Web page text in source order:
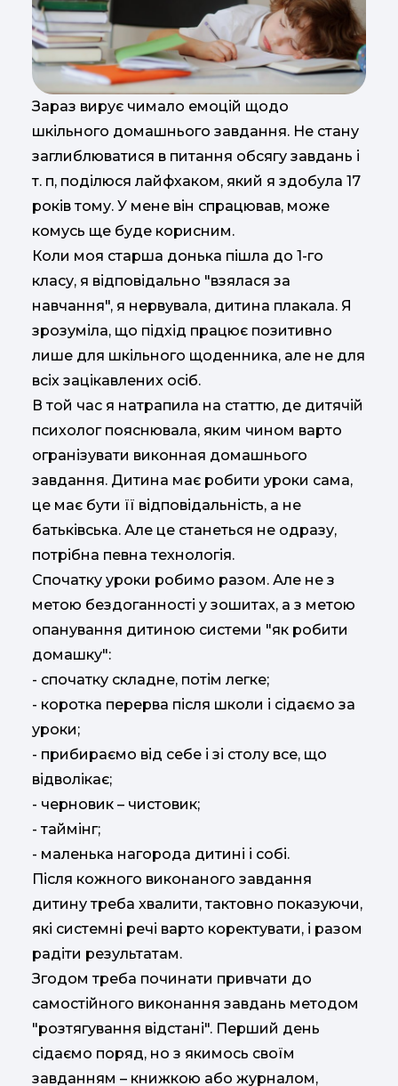
Зараз вирує чимало емоцій щодо
шкільного домашнього завдання. Не стану
заглиблюватися в питання обсягу завдань і
т. п, поділюся лайфхаком, який я здобула 17
років тому. У мене він спрацював, може
комусь ще буде корисним.
Коли моя старша донька пішла до 1-го
класу, я відповідально "взялася за
навчання", я нервувала, дитина плакала. Я
зрозуміла, що підхід працює позитивно
лише для шкільного щоденника, але не для
всіх зацікавлених осіб.
В той час я натрапила на статтю, де дитячій
психолог пояснювала, яким чином варто
огранізувати виконная домашнього
завдання. Дитина має робити уроки сама,
це має бути її відповідальність, а не
батьківська. Але це станеться не одразу,
потрібна певна технологія.
Спочатку уроки робимо разом. Але не з
метою бездоганності у зошитах, а з метою
опанування дитиною системи "як робити
домашку":
- спочатку складне, потім легке;
- коротка перерва після школи і сідаємо за
уроки;
- прибираємо від себе і зі столу все, що
відволікає;
- черновик – чистовик;
- таймінг;
- маленька нагорода дитині і собі.
Після кожного виконаного завдання
дитину треба хвалити, тактовно показуючи,
які системні речі варто коректувати, і разом
радіти результатам.
Згодом треба починати привчати до
самостійного виконання завдань методом
"розтягування відстані". Перший день
сідаємо поряд, но з якимось своїм
завданням – книжкою або журналом,